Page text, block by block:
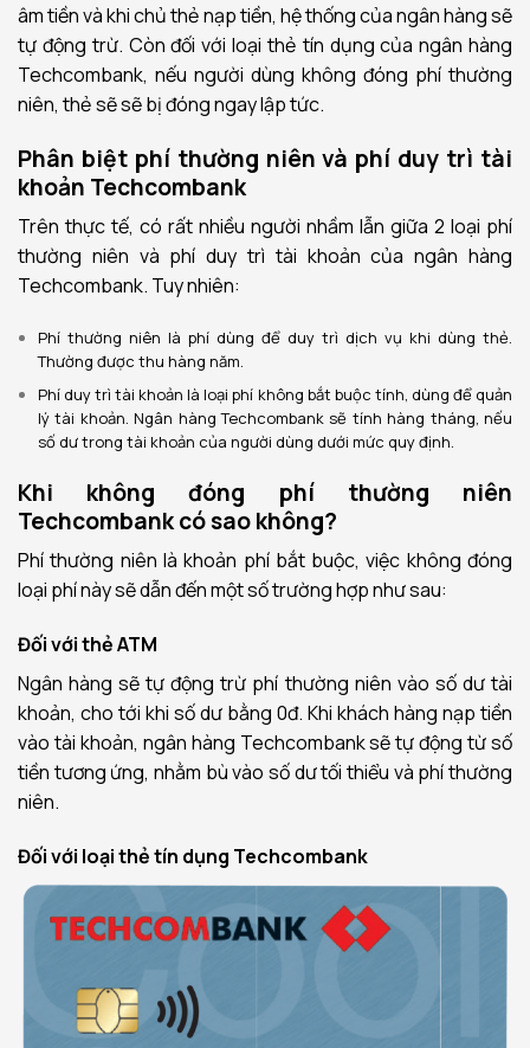
âm tiền và khi chủ thẻ nạp tiền, hệ thống của ngân hàng sẽ
tự động trừ. Còn đối với loại thẻ tín dụng của ngân hàng
Techcombank, nếu người dùng không đóng phí thường
niên, thẻ sẽ sẽ bị đóngngay lập tức.
Phân biệt phí thường niên và phí duy trì tài
khoản Techcombank
Trên thực tế, có rất nhiều người nhầm lẫn giữa 2 loại phí
thường niên và phí duy trì tài khoản của ngân hàng
Techcombank. Tuy nhiên:
Phí thường niên là phí dùng để duy trì dịch vụ khi dùng thẻ.
Thường được thu hàng năm.
Phí duy trì tài khoản là loại phí không bắt buộc tính, dùng để quản
lý tài khoản. Ngân hàng Techcombank sẽ tính hàng tháng, nếu
số dư trong tài khoản của người dùng dưới mức quy định.
Khi không đóng phí thường niên
Techcombank có sao không?
Phí thường niên là khoản phí bắt buộc, việc không đóng
loại phí này sẽ dẫn đến một số trường hợp như sau:
Đối với thẻ ATM
Ngân hàng sẽ tự động trừ phí thường niên vào số dư tài
khoản, cho tới khi số dư bằng 0đ. Khi khách hàng nạp tiền
vào tài khoản, ngân hàng Techcombank sẽ tự động từ số
tiền tương ứng, nhằm bù vào số dư tối thiểu và phí thường
niên.
Đối với loại thẻ tín dụng Techcombank